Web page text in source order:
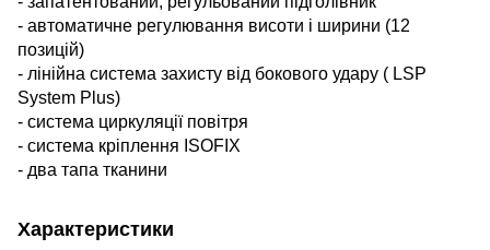
- автоматичне регулювання висоти і ширини (12
позицій)
- лінійна система захисту від бокового удару ( LSP
System Plus)
- система циркуляції повітря
- система кріплення ISOFIX
- два тапа тканини
Характеристики